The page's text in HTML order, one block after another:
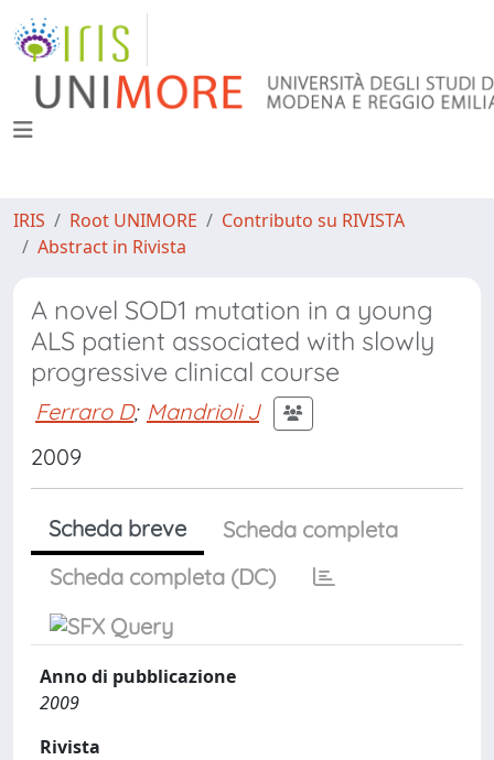
IRIS Root UNIMORE
Contributo su RIVISTA
Abstract in Rivista
A novel SOD1 mutation in a young
ALS patient associated with slowly
progressive clinical course
Ferraro D; Mandrioli J
2009
Scheda breve
Scheda completa
Scheda completa (DC)
Anno di pubblicazione
2009
Rivista